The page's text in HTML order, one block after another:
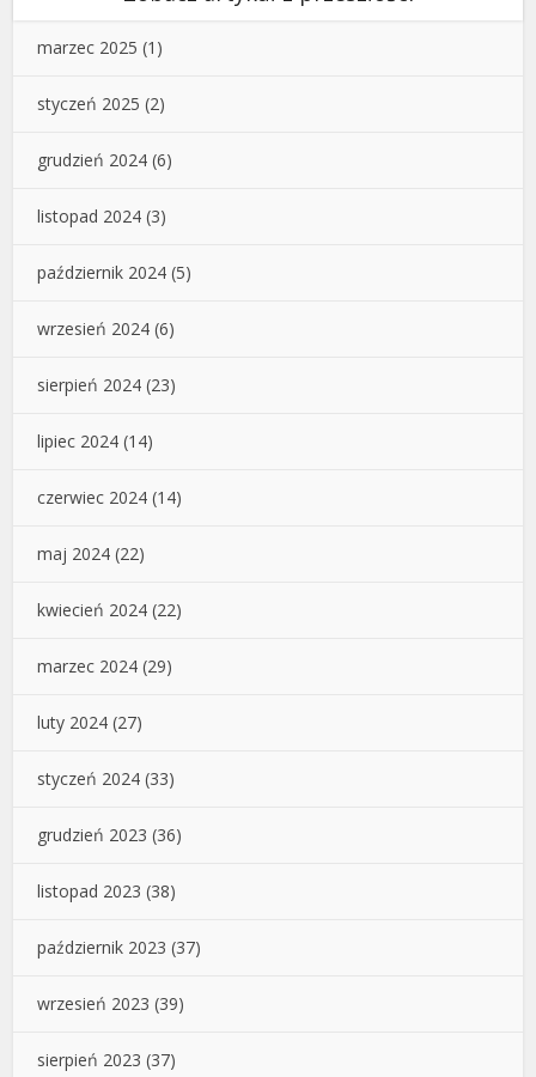
marzec 2025 (1)
styczeń 2025 (2)
grudzień 2024 (6)
listopad 2024 (3)
październik 2024 (5)
wrzesień 2024 (6)
sierpień 2024 (23)
lipiec 2024 (14)
czerwiec 2024 (14)
maj 2024 (22)
kwiecień 2024 (22)
marzec 2024 (29)
luty 2024 (27)
styczeń 2024 (33)
grudzień 2023 (36)
listopad 2023 (38)
październik 2023 (37)
wrzesień 2023 (39)
sierpień 2023 (37)